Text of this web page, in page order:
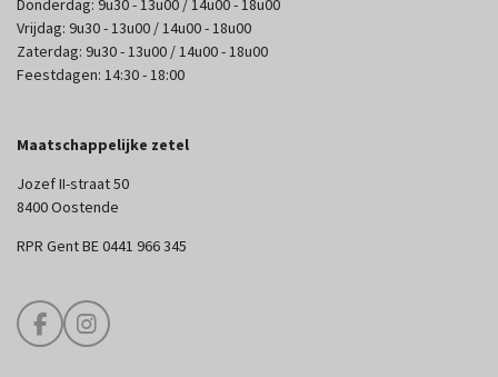
Donderdag: 9u30 - 13u00 / 14u00 - 18u00
Vrijdag: 9u30 - 13u00 / 14u00 - 18u00
Zaterdag: 9u30 - 13u00 / 14u00 - 18u00
Feestdagen: 14:30 - 18:00
Maatschappelijke zetel
Jozef II-straat 50
8400 Oostende
RPR Gent BE 0441 966 345
F
a
I
n